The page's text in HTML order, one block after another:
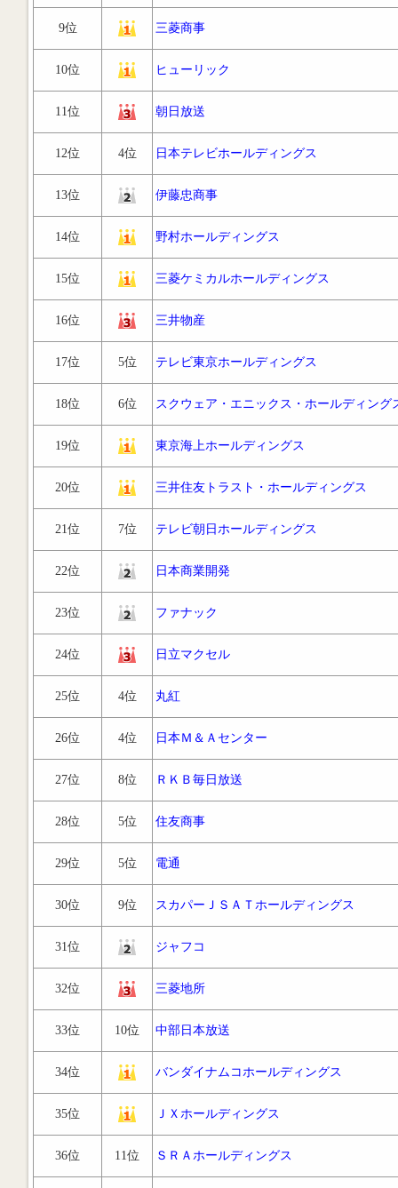
9位 三菱商事
10位 ヒューリック
11位 朝日放送
12位 4位 日本テレビホールディングス
13位 伊藤忠商事
14位 野村ホールディングス
15位 三菱ケミカルホールディングス
16位 三井物産
17位 5位 テレビ東京ホールディングス
18位 6位 スクウェア・エニックス・ホールディング
19位 東京海上ホールディングス
20位 三井住友トラスト・ホールディングス
21位 7位 テレビ朝日ホールディングス
22位 日本商業開発
23位 ファナック
24位 日立マクセル
25位 4位 丸紅
26位 4位 日本Ｍ＆Ａセンター
27位 8位 ＲＫＢ毎日放送
28位 5位 住友商事
29位 5位 電通
30位 9位 スカパーＪＳＡＴホールディングス
31位 ジャフコ
32位 三菱地所
33位 10位 中部日本放送
34位 バンダイナムコホールディングス
35位 ＪＸホールディングス
36位 11位 ＳＲＡホールディングス